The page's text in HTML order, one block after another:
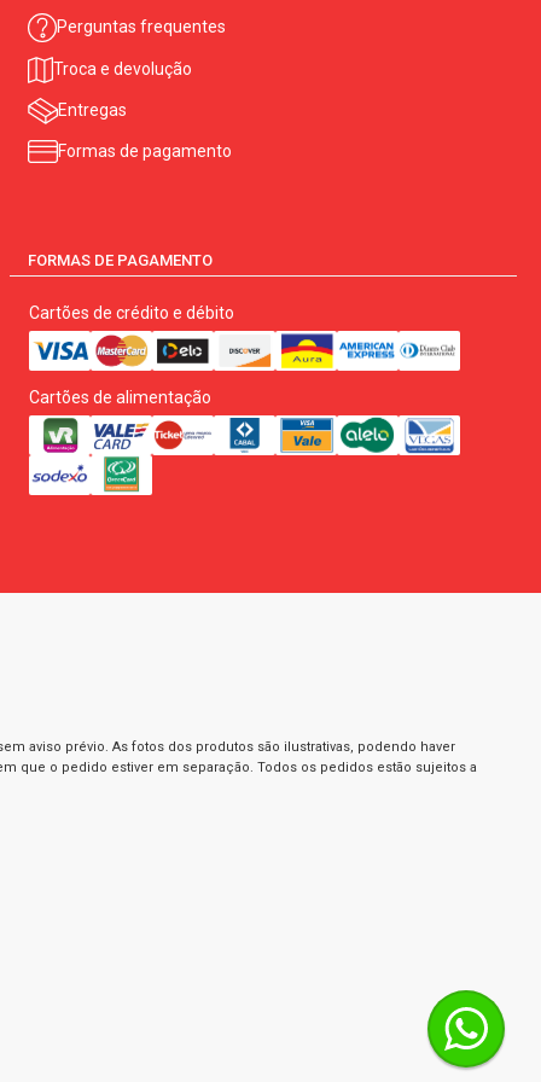
Perguntas frequentes
Troca e devolução
Entregas
Formas de pagamento
FORMAS DE PAGAMENTO
Cartões de crédito e débito
Cartões de alimentação
aviso prévio. As fotos dos produtos são ilustrativas, podendo haver
que o pedido estiver em separação. Todos os pedidos estão sujeitos a